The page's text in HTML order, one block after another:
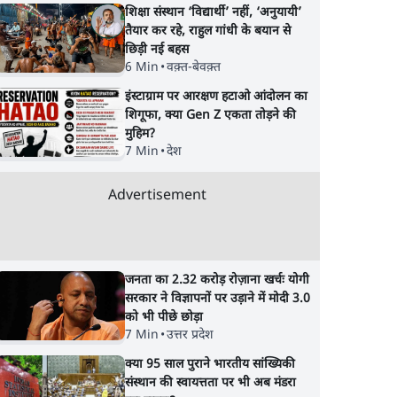
नकवी बोले- 'शासन तंत्र
ध्वस्त, ग़ुस्से में युवा'
100% टैरिफ?
शिक्षा संस्थान ‘विद्यार्थी’ नहीं, ‘अनुयायी’
तैयार कर रहे, राहुल गांधी के बयान से
छिड़ी नई बहस
6 Min •वक़्त-बेवक़्त
इंस्टाग्राम पर आरक्षण हटाओ आंदोलन का
शिगूफा, क्या Gen Z एकता तोड़ने की
मुहिम?
7 Min •देश
Advertisement
जनता का 2.32 करोड़ रोज़ाना खर्चः योगी
सरकार ने विज्ञापनों पर उड़ाने में मोदी 3.0
को भी पीछे छोड़ा
7 Min •उत्तर प्रदेश
क्या 95 साल पुराने भारतीय सांख्यिकी
संस्थान की स्वायत्तता पर भी अब मंडरा